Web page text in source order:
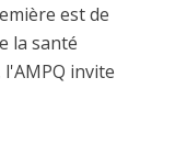
est de
la santé
invite